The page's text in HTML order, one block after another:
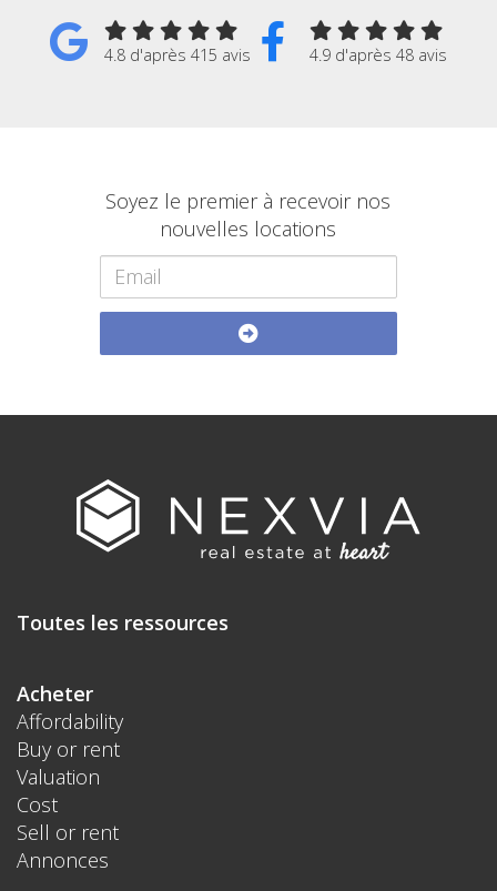
4.8 d'après 415 avis 4.9 d'après 48 avis
Soyez le premier à recevoir nos
nouvelles locations
Toutes les ressources
Acheter
Affordability
Buy or rent
Valuation
Cost
Sell or rent
Annonces